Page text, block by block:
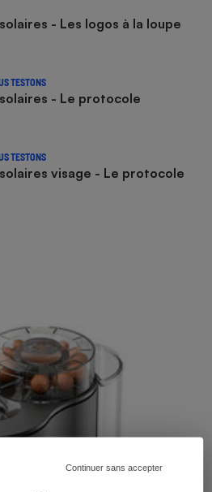
Continuer sans accepter
- Les logos à la loupe
TESTONS
- Le protocole
TESTONS
visage - Le protocole